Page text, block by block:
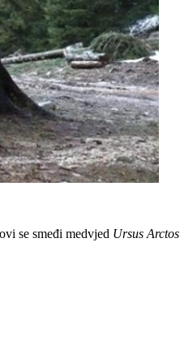
se smeđi medvjed Ursus Arctos